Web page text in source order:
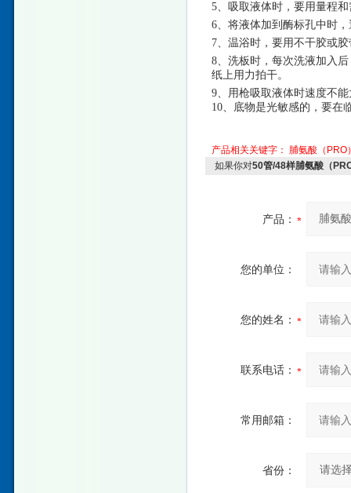
5、吸取液体时，要用量程
6、将液体加到酶标孔中时
7、温浴时，要用不干胶或
8、洗板时，每次洗液加入
纸上用力拍干。
9、用枪吸取液体时速度不
10、底物是光敏感的，要在
产品相关关键字：
脯氨酸（PRO
如果你对50管/48样脯氨酸（
产品：
您的单位：
您的姓名：
联系电话：
常用邮箱：
省份：